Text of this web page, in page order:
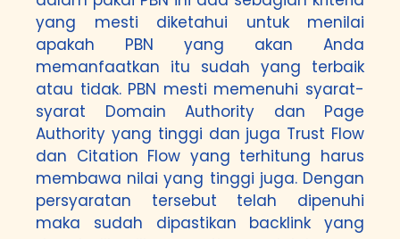
yang mesti diketahui untuk menilai
apakah PBN yang akan Anda
memanfaatkan itu sudah yang terbaik
atau tidak. PBN mesti memenuhi syarat-
syarat Domain Authority dan Page
Authority yang tinggi dan juga Trust Flow
dan Citation Flow yang terhitung harus
membawa nilai yang tinggi juga. Dengan
persyaratan tersebut telah dipenuhi
maka sudah dipastikan backlink yang